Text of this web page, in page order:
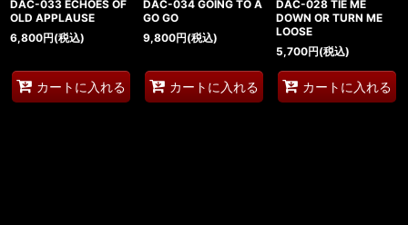
DAC-033 ECHOES OF
OLD APPLAUSE
6,800円(税込)
カートに入れる
DAC-034 GOING TO A
GO GO
9,800円(税込)
カートに入れる
DAC-028 TIE ME
DOWN OR TURN ME
LOOSE
5,700円(税込)
カートに入れる